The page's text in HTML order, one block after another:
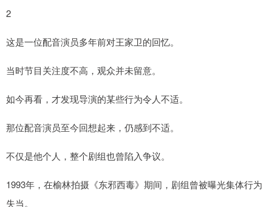
2
这是一位配音演员多年前对王家卫的回忆。
当时节目关注度不高，观众并未留意。
如今再看，才发现导演的某些行为令人不适。
那位配音演员至今回想起来，仍感到不适。
不仅是他个人，整个剧组也曾陷入争议。
1993年，在榆林拍摄《东邪西毒》期间，剧组曾被曝光集体行为
失当。